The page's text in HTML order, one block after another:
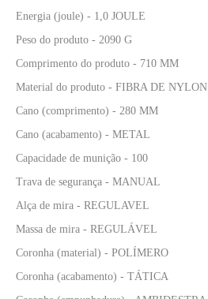
Energia (joule) - 1,0 JOULE
Peso do produto - 2090 G
Comprimento do produto - 710 MM
Material do produto - FIBRA DE NYLON
Cano (comprimento) - 280 MM
Cano (acabamento) - METAL
Capacidade de munição - 100
Trava de segurança - MANUAL
Alça de mira - REGULAVEL
Massa de mira - REGULÁVEL
Coronha (material) - POLÍMERO
Coronha (acabamento) - TÁTICA